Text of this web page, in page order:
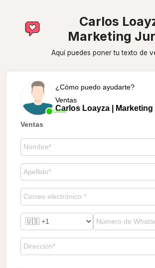
Carlos
Marketing
Aquí puedes poner tu texto de
Online
¿Cómo puedo ayudarte?
Ventas
Carlos Loayza |
Ventas